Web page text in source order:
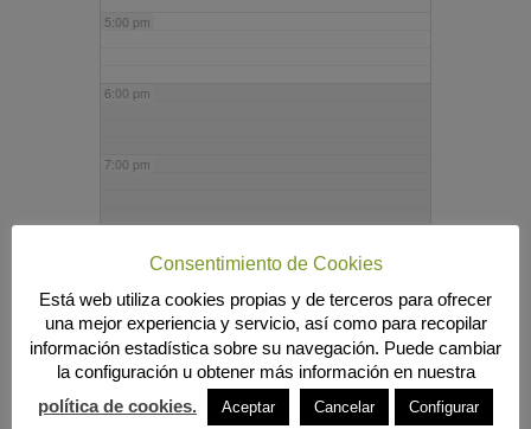
5:00 pm
6:00 pm
7:00 pm
9:00 pm
10:00 pm
Consentimiento de Cookies
Está web utiliza cookies propias y de terceros para ofrecer
una mejor experiencia y servicio, así como para recopilar
información estadística sobre su navegación. Puede cambiar
la configuración u obtener más información en nuestra
política de cookies.
Aceptar Cancelar Configurar